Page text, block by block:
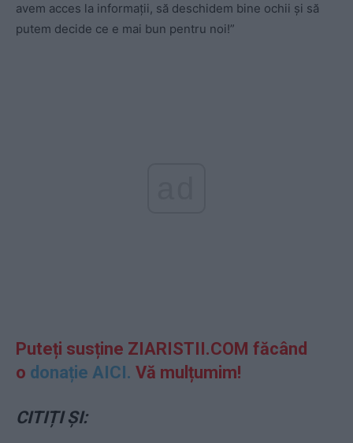
avem acces la informații, să deschidem bine ochii și să
putem decide ce e mai bun pentru noi!”
Puteți susține ZIARISTII.COM făcând
o donație AICI. Vă mulțumim!
CITIȚI ȘI: